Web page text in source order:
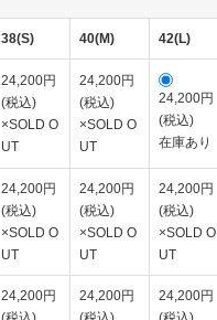
38(S) 40(M) 42(L)
24,200円
(税込)
×SOLD O
UT
24,200円
(税込)
×SOLD O
UT
24,200円
(税込)
在庫あり
24,200円
(税込)
×SOLD O
UT
24,200円
(税込)
×SOLD O
UT
24,200円
(税込)
×SOLD O
UT
24,200円
24,200円
24,200円